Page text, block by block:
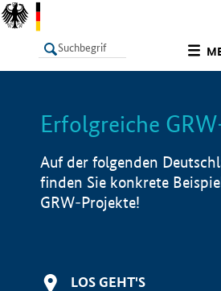
LISTE
Erfolgreiche
Auf der folgenden
finden Sie konkrete
GRW-Projekte!
LOS GEHT'S